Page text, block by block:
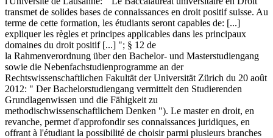
transmet de solides bases de connaissances en droit positif suisse. Au
terme de cette formation, les étudiants seront capables de: [...]
expliquer les règles et principes applicables dans les principaux
domaines du droit positif [...] "; § 12 de
la Rahmenverordnung über den Bachelor- und Masterstudiengang
sowie die Nebenfachstudienprogramme an der
Rechtswissenschaftlichen Fakultät der Universität Zürich du 20 août
2012: " Der Bachelorstudiengang vermittelt den Studierenden
Grundlagenwissen und die Fähigkeit zu
methodischwissenschaftlichem Denken "). Le master en droit, en
revanche, permet d'approfondir ses connaissances juridiques, en
offrant à l'étudiant la possibilité de choisir parmi plusieurs branches